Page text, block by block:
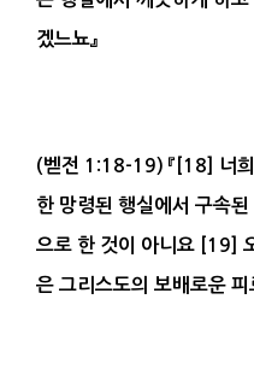
겠느뇨』
( 벧전 1:18-19) 『 [18] 너
한 망령된 행실에서 구속된
으로 한 것이 아니요 [19]
은 그리스도의 보배로운 피